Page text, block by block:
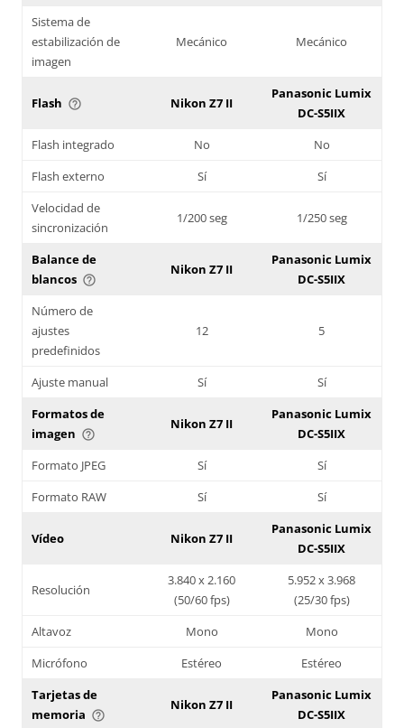
Sistema de
estabilización de
imagen
Mecánico Mecánico
Flash help_outline Nikon Z7 II
Panasonic Lumix
DC-S5IIX
Flash integrado
No
No
Flash externo
Sí
Sí
Velocidad de
sincronización
1/200 seg 1/250 seg
Balance de
blancos help_outline
Nikon Z7 II
Panasonic Lumix
DC-S5IIX
Número de
ajustes
predefinidos
12 5
Ajuste manual Sí
Sí
Formatos de
imagen help_outline
Nikon Z7 II
Panasonic Lumix
DC-S5IIX
Formato JPEG
Sí
Sí
Formato RAW
Sí Sí
Vídeo Nikon Z7 II
Panasonic Lumix
DC-S5IIX
Resolución
3.840 x 2.160
(50/60 fps)
5.952 x 3.968
(25/30 fps)
Altavoz
Mono
Mono
Micrófono
Estéreo
Estéreo
Tarjetas de
memoria help_outline
Nikon Z7 II
Panasonic Lumix
DC-S5IIX